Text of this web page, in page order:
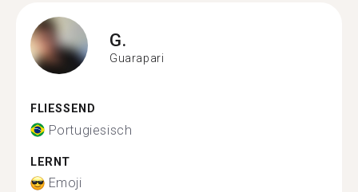
G.
Guarapari
FLIESSEND
Portugiesisch
LERNT
Emoji